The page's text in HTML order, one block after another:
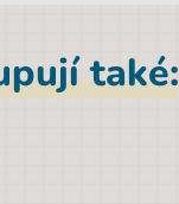
také: